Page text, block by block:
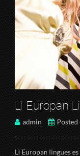
Li Europan
admin
Li Europan lingues